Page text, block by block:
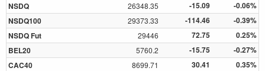
NSDQ
26348.35 -15.09
-0.06%
NSDQ100
29373.33 -114.46
-0.39%
NSDQ Fut
29446 72.75
0.25%
BEL20
5760.2 -15.75
-0.27%
CAC40
8699.71 30.41 0.35%